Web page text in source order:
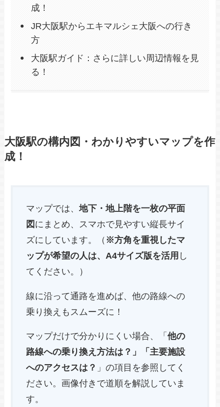
成！
JR大阪駅からエキマルシェ大阪への行き
方
大阪駅ガイド：さらに詳しい周辺情報を見
る！
大阪駅の構内図・わかりやすいマップを作
成！
マップでは、地下・地上階を一枚の平面
図 にまとめ、スマホで見やすい縦長サイ
ズにしています。（ ※方角を重視したマ
ップが希望の人は、A4サイズ版を活用 し
てください。）
線に沿って通路を進めば、他の路線への
乗り換えもスムーズに！
マップだけで分かりにくい場合、「他の
路線への乗り換え方法は？」「主要施設
へのアクセスは？ 」の項目を参照してく
ださい。画像付きで道順を解説していま
す。